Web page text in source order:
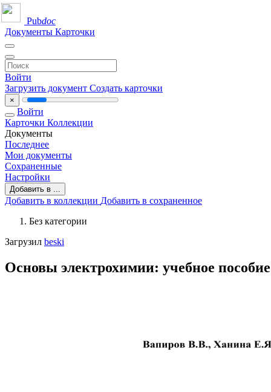
Pubdoc
Документы Карточки
Войти
Загрузить документ Создать карточки
×
Войти
Карточки Коллекции
Документы
Последнее
Мои документы
Сохраненные
Настройки
Добавить в ...
Добавить в коллекции Добавить в сохраненное
Без категории
Загрузил beski
Основы электрохимии: учебное